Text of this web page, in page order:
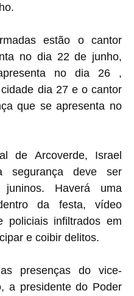
estão o cantor
no dia 22 de junho,
no dia 26 ,
dia 27 e o cantor
que se apresenta no
de Arcoverde, Israel
segurança deve ser
Haverá uma
da festa, vídeo
policiais infiltrados em
e coibir delitos.
presenças do vice-
a presidente do Poder